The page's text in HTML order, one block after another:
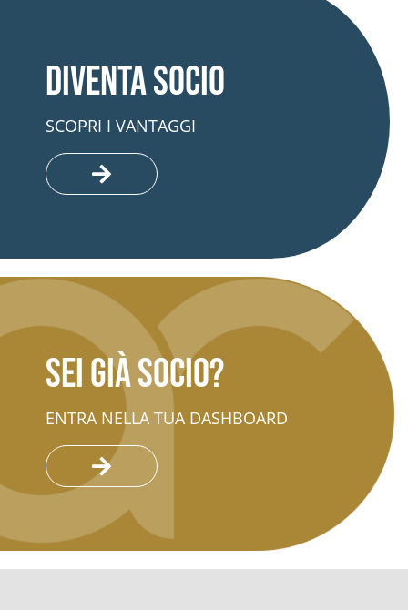
Diventa socio
SCOPRI I VANTAGGI
Sei già socio?
ENTRA NELLA TUA DASHBOARD